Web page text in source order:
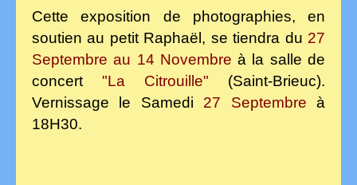
Cette exposition de photographies, en
soutien au petit Raphaël, se tiendra du 27
Septembre au 14 Novembre à la salle de
concert "La Citrouille"
(Saint-Brieuc).
Vernissage le Samedi 27 Septembreà
18H30.